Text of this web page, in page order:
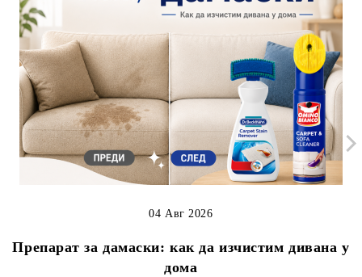
Препарат за дамаски: как да изчистим дивана у
дома
04 Авг 2026